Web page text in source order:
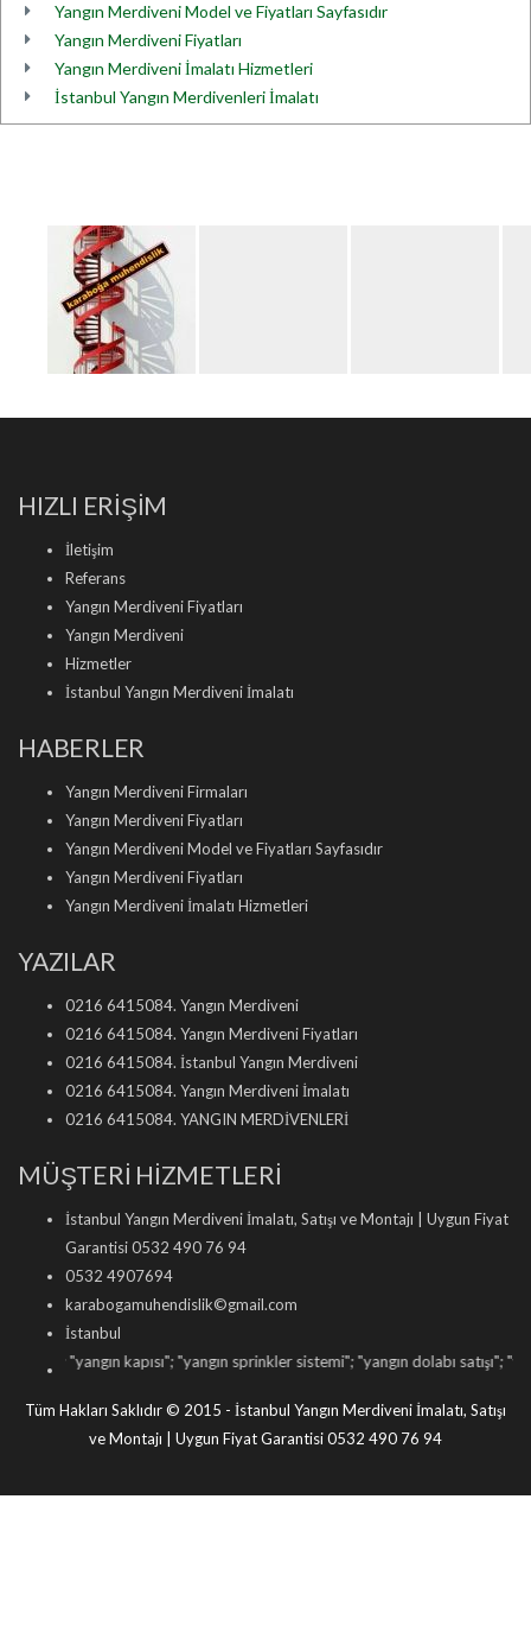
Yangın Merdiveni Model ve Fiyatları Sayfasıdır
Yangın Merdiveni Fiyatları
Yangın Merdiveni İmalatı Hizmetleri
İstanbul Yangın Merdivenleri İmalatı
HIZLI ERİŞİM
İletişim
Referans
Yangın Merdiveni Fiyatları
Yangın Merdiveni
Hizmetler
İstanbul Yangın Merdiveni İmalatı
HABERLER
Yangın Merdiveni Firmaları
Yangın Merdiveni Fiyatları
Yangın Merdiveni Model ve Fiyatları Sayfasıdır
Yangın Merdiveni Fiyatları
Yangın Merdiveni İmalatı Hizmetleri
YAZILAR
0216 6415084. Yangın Merdiveni
0216 6415084. Yangın Merdiveni Fiyatları
0216 6415084. İstanbul Yangın Merdiveni
0216 6415084. Yangın Merdiveni İmalatı
0216 6415084. YANGIN MERDİVENLERİ
MÜŞTERİ HİZMETLERİ
İstanbul Yangın Merdiveni İmalatı, Satışı ve Montajı | Uygun Fiyat
Garantisi 0532 490 76 94
0532 4907694
karabogamuhendislik©gmail.com
İstanbul
yangın kapısı"; "yangın sprinkler sistemi"; "yangın dolabı satışı"; "yangın
Tüm Hakları Saklıdır © 2015 - İstanbul Yangın Merdiveni İmalatı, Satışı
ve Montajı | Uygun Fiyat Garantisi 0532 490 76 94